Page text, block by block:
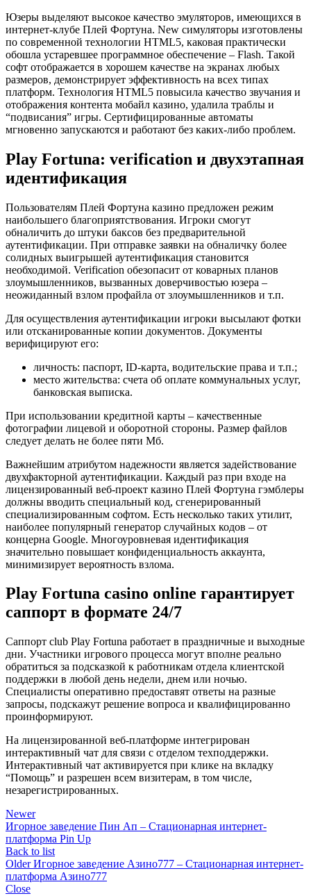
Юзеры выделяют высокое качество эмуляторов, имеющихся в
интернет-клубе Плей Фортуна. New симуляторы изготовлены
по современной технологии HTML5, каковая практически
обошла устаревшее программное обеспечение – Flash. Такой
софт отображается в хорошем качестве на экранах любых
размеров, демонстрирует эффективность на всех типах
платформ. Технология HTML5 повысила качество звучания и
отображения контента мобайл казино, удалила траблы и
“подвисания” игры. Сертифицированные автоматы
мгновенно запускаются и работают без каких-либо проблем.
Play Fortuna: verification и двухэтапная
идентификация
Пользователям Плей Фортуна казино предложен режим
наибольшего благоприятствования. Игроки смогут
обналичить до штуки баксов без предварительной
аутентификации. При отправке заявки на обналичку более
солидных выигрышей аутентификация становится
необходимой. Verification обезопасит от коварных планов
злоумышленников, вызванных доверчивостью юзера –
неожиданный взлом профайла от злоумышленников и т.п.
Для осуществления аутентификации игроки высылают фотки
или отсканированные копии документов. Документы
верифицируют его:
личность: паспорт, ID-карта, водительские права и т.п.;
место жительства: счета об оплате коммунальных услуг,
банковская выписка.
При использовании кредитной карты – качественные
фотографии лицевой и оборотной стороны. Размер файлов
следует делать не более пяти Мб.
Важнейшим атрибутом надежности является задействование
двухфакторной аутентификации. Каждый раз при входе на
лицензированный веб-проект казино Плей Фортуна гэмблеры
должны вводить специальный код, сгенерированный
специализированным софтом. Есть несколько таких утилит,
наиболее популярный генератор случайных кодов – от
концерна Google. Многоуровневая идентификация
значительно повышает конфиденциальность аккаунта,
минимизирует вероятность взлома.
Play Fortuna casino online гарантирует
саппорт в формате 24/7
Саппорт club Play Fortuna работает в праздничные и выходные
дни. Участники игрового процесса могут вполне реально
обратиться за подсказкой к работникам отдела клиентской
поддержки в любой день недели, днем или ночью.
Специалисты оперативно предоставят ответы на разные
запросы, подскажут решение вопроса и квалифицированно
проинформируют.
На лицензированной веб-платформе интегрирован
интерактивный чат для связи с отделом техподдержки.
Интерактивный чат активируется при клике на вкладку
“Помощь” и разрешен всем визитерам, в том числе,
незарегистрированных.
Newer
Игорное заведение Пин Ап – Стационарная интернет-
платформа Pin Up
Back to list
Older Игорное заведение Азино777 – Стационарная интернет-
платформа Азино777
Close